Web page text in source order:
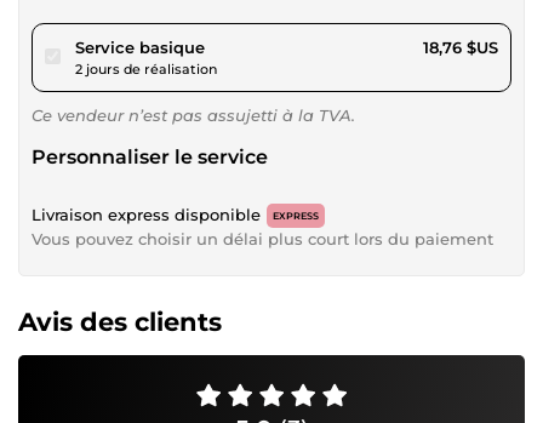
Service basiquepour 17,29 $US
2 jours de réalisation
18,76 $US
Ce vendeur n’est pas assujetti à la TVA.
Personnaliser le service
Livraison express disponible EXPRESS
Vous pouvez choisir un délai plus court lors du paiement
Avis des clients